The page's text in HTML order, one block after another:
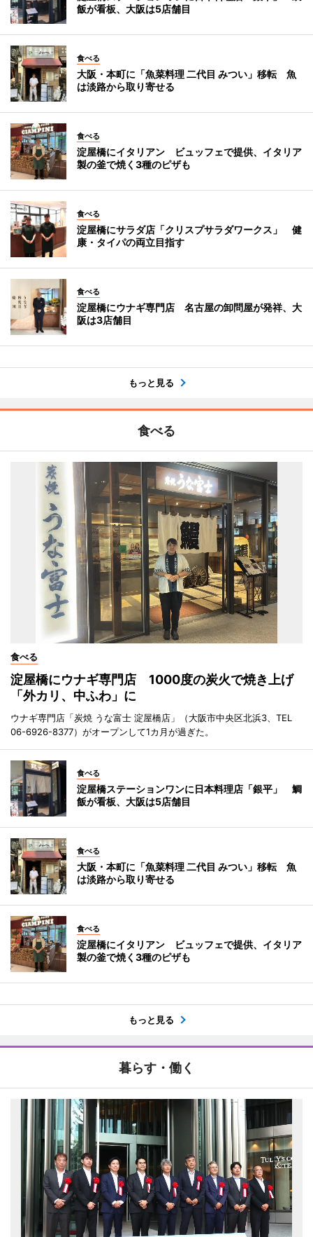
飯が看板、大阪は5店舗目
食べる
大阪・本町に「魚菜料理 二代目 みつい」移転 魚
は淡路から取り寄せる
食べる
淀屋橋にイタリアン ビュッフェで提供、イタリア
製の釜で焼く3種のピザも
食べる
淀屋橋にサラダ店「クリスプサラダワークス」 健
康・タイパの両立目指す
食べる
淀屋橋にウナギ専門店 名古屋の卸問屋が発祥、大
阪は3店舗目
もっと見る
食べる
食べる
淀屋橋にウナギ専門店 1000度の炭火で焼き上げ
「外カリ、中ふわ」に
ウナギ専門店「炭焼 うな富士 淀屋橋店」（大阪市中央区北浜3、TEL
06-6926-8377）がオープンして1カ月が過ぎた。
食べる
淀屋橋ステーションワンに日本料理店「銀平」 鯛
飯が看板、大阪は5店舗目
食べる
大阪・本町に「魚菜料理 二代目 みつい」移転 魚
は淡路から取り寄せる
食べる
淀屋橋にイタリアン ビュッフェで提供、イタリア
製の釜で焼く3種のピザも
もっと見る
暮らす・働く